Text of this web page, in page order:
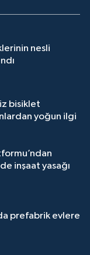
nesli
bisiklet
yoğun ilgi
inşaat yasağı
prefabrik evlere